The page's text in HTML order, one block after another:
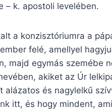
– k. apostoli levelében.
a konzisztóriumra a
felé, amellyel
majd egymás szemébe
akiket az Úr
alázatos és nagylelkű
itt, és hogy mindent,